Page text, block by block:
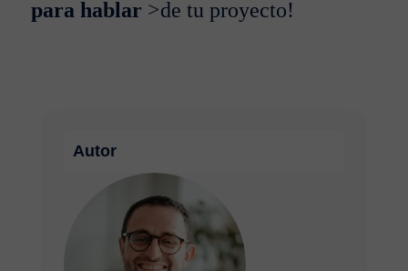
para hablar >de tu proyecto!
Autor